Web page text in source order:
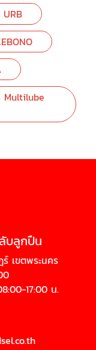
Multilube
บลูกปืน
เขตพระนคร
17:00 น.